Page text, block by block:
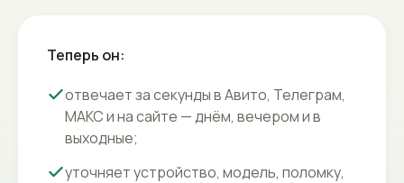
Теперь он:
отвечает за секунды в Авито, Телеграм,
МАКС и на сайте — днём, вечером и в
выходные;
уточняет устройство, модель, поломку,